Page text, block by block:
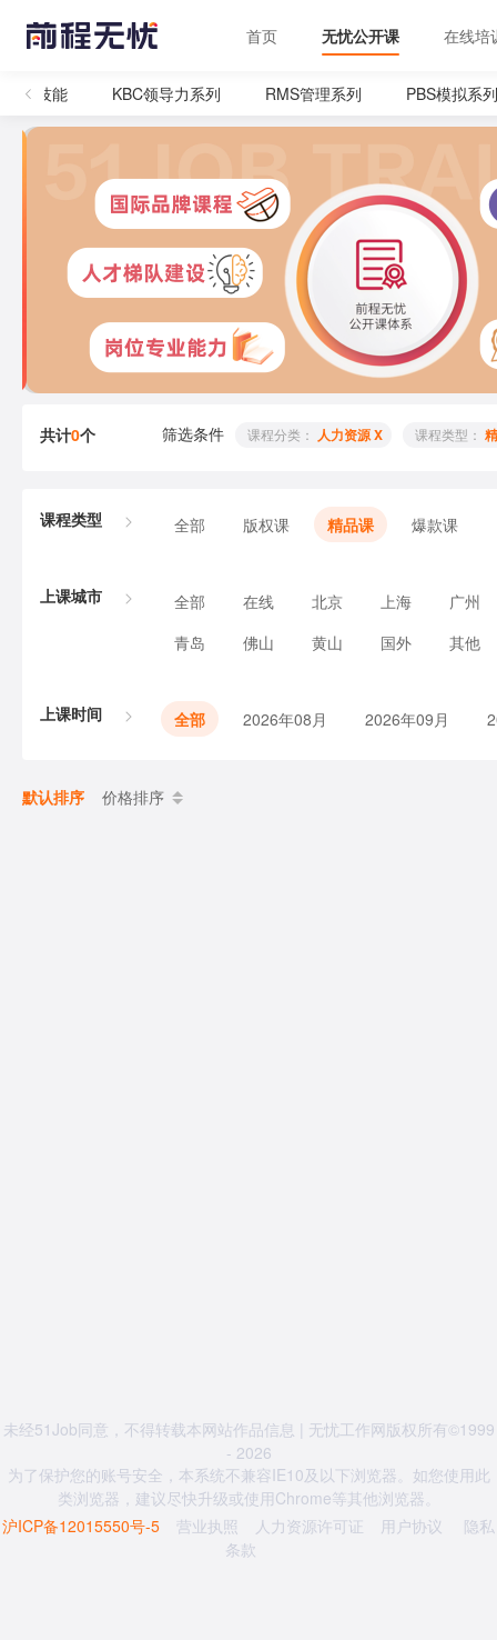
首页 无忧公开课 在线培
管理技能 KBC领导力系列 RMS管理系列 PBS模拟系
共计0个 筛选条件 课程分类： 人力资源 X 课程类型：
课程类型 全部 版权课 精品课 爆款课
上课城市 全部 在线 北京 上海
广州
青岛
佛山 黄山 国外 其他
上课时间 全部 2026年08月 2026年09月
默认排序 价格排序
未经51Job同意，不得转载本网站作品信息 | 无忧工作网版权所有©1999
- 2026
为了保护您的账号安全，本系统不兼容IE10及以下浏览器。如您使用此
类浏览器，建议尽快升级或使用Chrome等其他浏览器。
沪ICP备12015550号-5
营业执照 人力资源许可证 用户协议
隐私
条款